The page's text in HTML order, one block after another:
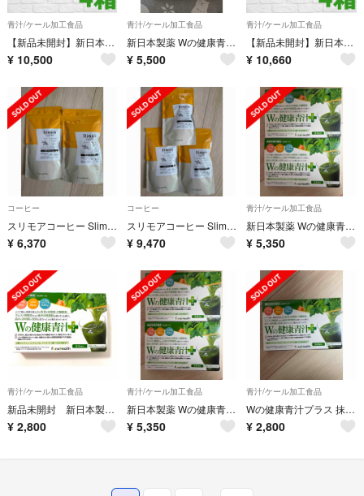
青汁/ケール加工食品
【新品未開封】新日本製薬 Wの健康青汁 プラス 1.65g × 31本入 4箱
¥ 10,500
青汁/ケール加工食品
新日本製薬 Wの健康青汁 31本入 2箱セット 抹茶風味 機能性表示食品
¥ 5,500
青汁/ケール加工食品
【新品未開封】新日本製薬 Wの健康青汁 プラス 1.65g × 31本入 4箱
¥ 10,660
コーヒー
スリモアコーヒー Slimore Coffee 31日分×2
¥ 6,370
コーヒー
スリモアコーヒー Slimore Coffee 31日分×3
¥ 9,470
青汁/ケール加工食品
新日本製薬 Wの健康青汁プラス 31本入り 2箱セット 機能性表示食品
¥ 5,350
青汁/ケール加工食品
新品未開封 新日本製薬 Wの健康青汁プラス
¥ 2,800
青汁/ケール加工食品
新日本製薬 Wの健康青汁プラス 31本入り 2箱セット 機能性表示食品
¥ 5,350
青汁/ケール加工食品
Wの健康青汁プラス 抹茶風味 1.65g×31本 機能性表示食品
¥ 2,800